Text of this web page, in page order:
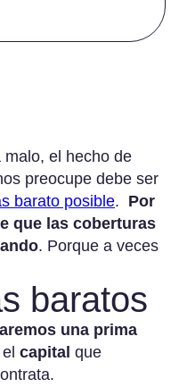
el hecho de
preocupe debe ser
barato posible. Por
que las coberturas
. Porque a veces
baratos
una prima
capital que